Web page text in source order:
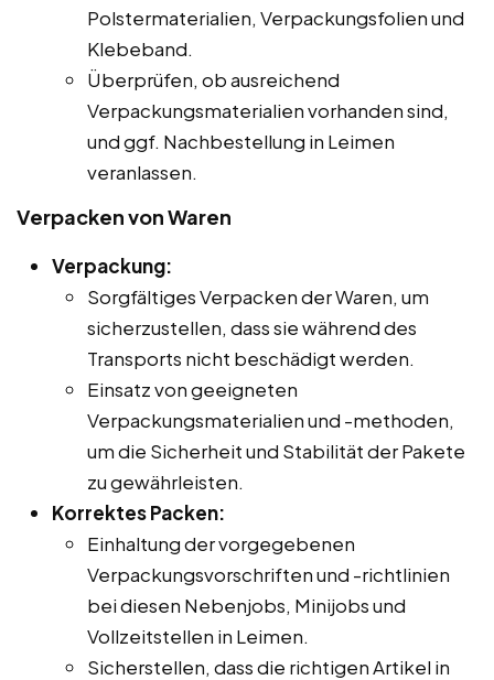
Polstermaterialien, Verpackungsfolien und
Klebeband.
Überprüfen, ob ausreichend
Verpackungsmaterialien vorhanden sind,
und ggf. Nachbestellung in Leimen
veranlassen.
Verpacken von Waren
Verpackung:
Sorgfältiges Verpacken der Waren, um
sicherzustellen, dass sie während des
Transports nicht beschädigt werden.
Einsatz von geeigneten
Verpackungsmaterialien und -methoden,
um die Sicherheit und Stabilität der Pakete
zu gewährleisten.
Korrektes Packen:
Einhaltung der vorgegebenen
Verpackungsvorschriften und -richtlinien
bei diesen Nebenjobs, Minijobs und
Vollzeitstellen in Leimen.
Sicherstellen, dass die richtigen Artikel in